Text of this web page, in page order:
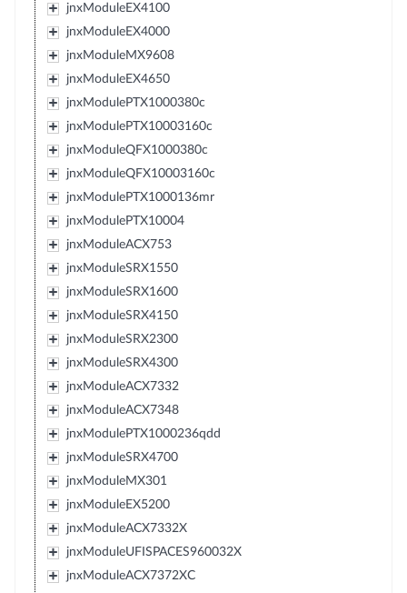
jnxModuleEX4100
jnxModuleEX4000
jnxModuleMX9608
jnxModuleEX4650
jnxModulePTX1000380c
jnxModulePTX10003160c
jnxModuleQFX1000380c
jnxModuleQFX10003160c
jnxModulePTX1000136mr
jnxModulePTX10004
jnxModuleACX753
jnxModuleSRX1550
jnxModuleSRX1600
jnxModuleSRX4150
jnxModuleSRX2300
jnxModuleSRX4300
jnxModuleACX7332
jnxModuleACX7348
jnxModulePTX1000236qdd
jnxModuleSRX4700
jnxModuleMX301
jnxModuleEX5200
jnxModuleACX7332X
jnxModuleUFISPACES960032X
jnxModuleACX7372XC